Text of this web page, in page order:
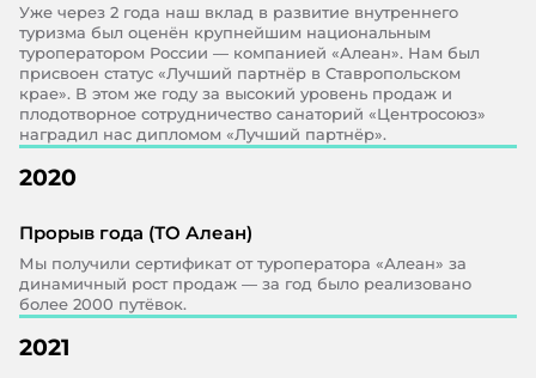
Уже через 2 года наш вклад в развитие внутреннего
туризма был оценён крупнейшим национальным
туроператором России — компанией «Алеан». Нам был
присвоен статус «Лучший партнёр в Ставропольском
крае». В этом же году за высокий уровень продаж и
плодотворное сотрудничество санаторий «Центросоюз»
наградил нас дипломом «Лучший партнёр».
2020
Прорыв года (ТО Алеан)
Мы получили сертификат от туроператора «Алеан» за
динамичный рост продаж — за год было реализовано
более 2000 путёвок.
2021